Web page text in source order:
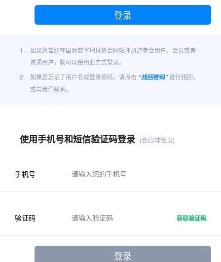
1.
如果您曾经在国际数字地球协会网站注册过参会用户、会员或者
普通用户，就可以使用此方式登录。
2.
如果您忘记了用户名或登录密码，请点击 “找回密码”进行找回，
或与我们联系。
使用手机号和短信验证码登录 (会员/非会员)
手机号
验证码 获取验证码